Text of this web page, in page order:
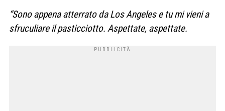
“Sono appena atterrato da Los Angeles e tu mi vieni a
sfruculiare il pasticciotto. Aspettate, aspettate.